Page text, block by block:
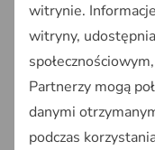
Statystyki:
wartość
Wykresy
lat, pokazujące
pierwotnym i
Analizę dla 39
witrynie.
witryny,
Partnerzy mogą
danymi
podczas